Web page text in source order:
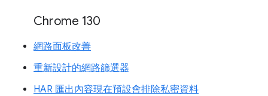
Chrome 130
網路面板改善
重新設計的網路篩選器
HAR 匯出內容現在預設會排除私密資料